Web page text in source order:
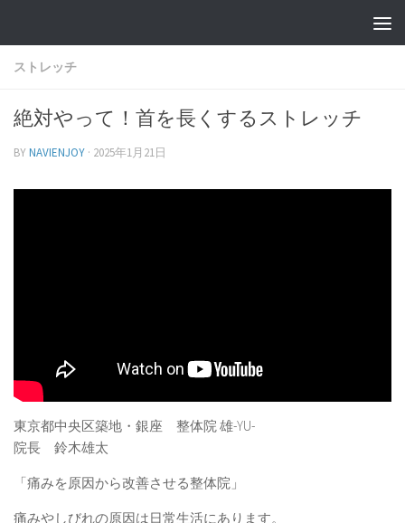
ストレッチ
絶対やって！首を長くするストレッチ
BYNAVIENJOY · 2025年1月21日
東京都中央区築地・銀座 整体院 雄-YU-
院長 鈴木雄太
「痛みを原因から改善させる整体院」
痛みやしびれの原因は日常生活にあります。